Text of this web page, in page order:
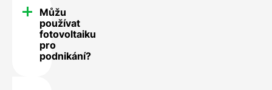
Můžu
používat
fotovoltaiku
pro
podnikání?